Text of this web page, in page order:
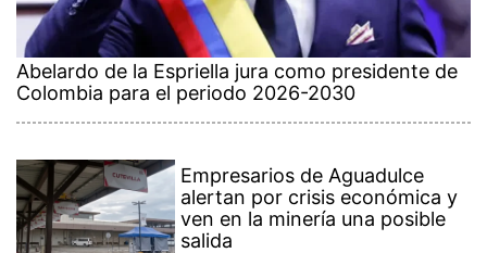
Abelardo de la Espriella jura como presidente de
Colombia para el periodo 2026-2030
Empresarios de Aguadulce
alertan por crisis económica y
ven en la minería una posible
salida